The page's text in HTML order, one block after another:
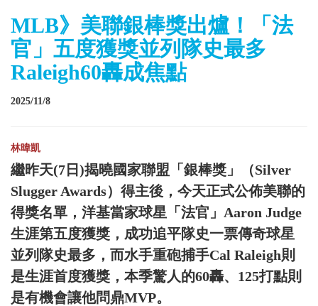
MLB》美聯銀棒獎出爐！「法
官」五度獲獎並列隊史最多
Raleigh60轟成焦點
2025/11/8
林暐凱
繼昨天(7日)揭曉國家聯盟「銀棒獎」（Silver
Slugger Awards）得主後，今天正式公佈美聯的
得獎名單，洋基當家球星「法官」Aaron Judge
生涯第五度獲獎，成功追平隊史一票傳奇球星
並列隊史最多，而水手重砲捕手Cal Raleigh則
是生涯首度獲獎，本季驚人的60轟、125打點則
是有機會讓他問鼎MVP。